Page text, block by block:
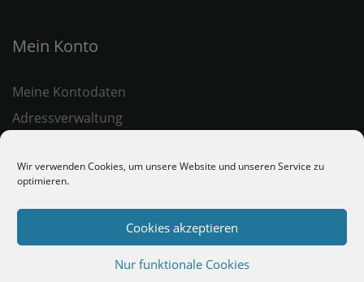
Wir verwenden Cookies, um unsere Website und unseren Service zu
optimieren.
Cookies akzeptieren
Nur funktionale Cookies
Mein Konto
Meine Kontodaten
Adressverwaltung
COOKIE EINSTELLUNGEN